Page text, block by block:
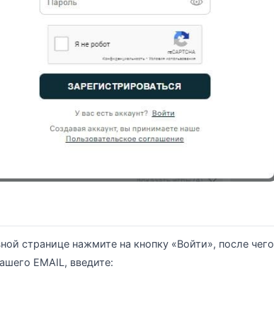
странице нажмите на кнопку «Войти», после чего
EMAIL, введите: